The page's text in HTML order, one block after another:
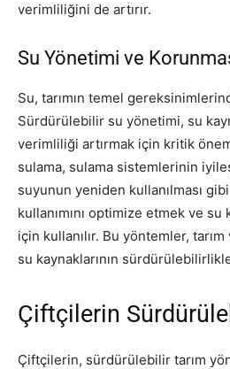
verimliliğini de artırır.
Su Yönetimi ve
Su, tarımın temel
Sürdürülebilir su yönetimi, su
verimliliği artırmak için kritik
sulama, sulama sistemlerinin
suyunun yeniden kullanılması
kullanımını optimize etmek ve su
için kullanılır. Bu yöntemler,
su kaynaklarının
Çiftçilerin
Çiftçilerin, sürdürülebilir tarım